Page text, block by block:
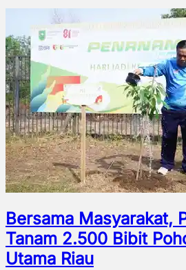
Bersama Masyarakat,
Tanam 2.500 Bibit
Utama Riau